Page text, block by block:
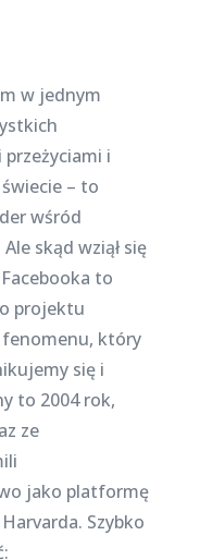
w jednym
i
– to
wśród
skąd wziął się
to
projektu
który
się i
to 2004 rok,
ze
jako platformę
Szybko